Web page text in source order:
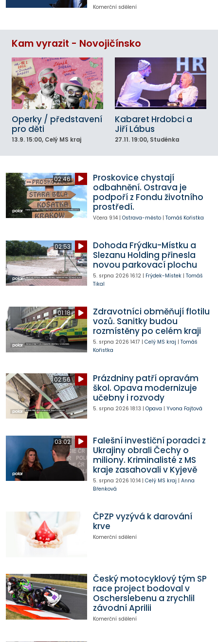
Komerční sdělení
Kam vyrazit - Novojičínsko
Operky / představení
pro děti
13.9. 15:00, Celý MS kraj
Kabaret Hrdobci a
Jiří Lábus
27.11. 19:00, Studénka
02:46
Proskovice chystají
odbahnění. Ostrava je
podpoří z Fondu životního
prostředí.
Včera 9:14| Ostrava-město| Tomáš Kořistka
02:53
Dohoda Frýdku-Místku a
Slezanu Holding přinesla
novou parkovací plochu
5. srpna 2026 16:12| Frýdek-Místek| Tomáš
Tikal
01:18
Zdravotníci obměňují flotilu
vozů. Sanitky budou
rozmístěny po celém kraji
5. srpna 2026 14:17 | Celý MS kraj | Tomáš
Kořistka
02:56
Prázdniny patří opravám
škol. Opava modernizuje
učebny i rozvody
5. srpna 2026 18:13 | Opava | Yvona Fajtová
03:02
Falešní investiční poradci z
Ukrajiny obrali Čechy o
miliony. Kriminalisté z MS
kraje zasahovali v Kyjevě
5. srpna 2026 10:14| Celý MS kraj | Anna
Břenková
ČPZP vyzývá k darování
krve
Komerční sdělení
Český motocyklový tým SP
race project bodoval v
Oscherslebenu a zrychlil
závodní Aprilii
Komerční sdělení